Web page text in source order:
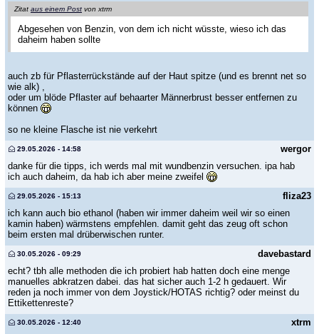
Zitat aus einem Post von xtrm
Abgesehen von Benzin, von dem ich nicht wüsste, wieso ich das
daheim haben sollte
auch zb für Pflasterrückstände auf der Haut spitze (und es brennt net so
wie alk) ,
oder um blöde Pflaster auf behaarter Männerbrust besser entfernen zu
können
so ne kleine Flasche ist nie verkehrt
wergor
29.05.2026 - 14:58
danke für die tipps, ich werds mal mit wundbenzin versuchen. ipa hab
ich auch daheim, da hab ich aber meine zweifel
fliza23
29.05.2026 - 15:13
ich kann auch bio ethanol (haben wir immer daheim weil wir so einen
kamin haben) wärmstens empfehlen. damit geht das zeug oft schon
beim ersten mal drüberwischen runter.
davebastard
30.05.2026 - 09:29
echt? tbh alle methoden die ich probiert hab hatten doch eine menge
manuelles abkratzen dabei. das hat sicher auch 1-2 h gedauert. Wir
reden ja noch immer von dem Joystick/HOTAS richtig? oder meinst du
Ettikettenreste?
xtrm
30.05.2026 - 12:40